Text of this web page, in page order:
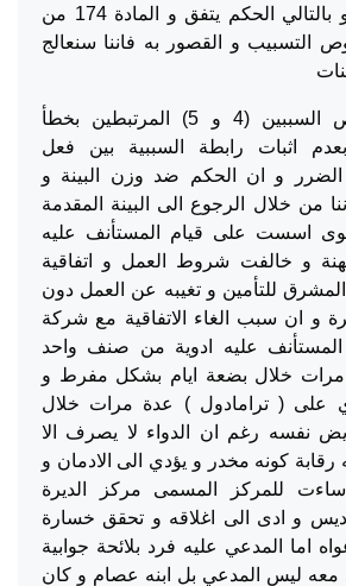
القاضي و الكاتب و بالتالي الحكم يتفق و المادة 174 من
التسبيب و القصور به فاننا سنعالج
اما بخصوص السببين (4 و 5) المرتبطين بخطأ
اثبات رابطة السببية بين فعل
الضرر و ان الحكم ضد وزن البينة و
من خلال الرجوع الى البينة المقدمة
اسست على قيام المستأنف عليه
و خالفت شروط العمل و اتفاقية
للتأمين و تغيبه عن العمل دون
و ان سبب الغاء الاتفاقية مع شركة
المستأنف عليه ادوية من صنف واحد
خلال بضعة ايام بشكل مفرط و
على ( ترامادول ) عدة مرات خلال
نفسه رغم ان الدواء لا يصرف الا
كونه مخدر و يؤدي الى الادمان و
للمركز المسمى مركز الديرة
و ادى الى اغلاقه و تحقق خسارة
اما المدعي عليه فرد بلائحة جوابية
معه ليس المدعي بل ابنه عصام و كان